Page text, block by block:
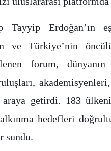
Tayyip Erdoğan’ın
ve Türkiye’nin
forum,
getirdi. 183
hedefleri
sundu.